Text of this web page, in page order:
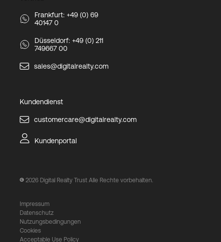
Frankfurt: +49 (0) 69
40147 0
Düsseldorf: +49 (0) 211
749667 00
sales@digitalrealty.com
Kundendienst
customercare@digitalrealty.com
Kundenportal
2026 Digital Realty Trust Alle Rechte vorbehalten.
Impressum
Datenschutz
Nutzungsbedingungen
Cookies
Acceptable Use Policy